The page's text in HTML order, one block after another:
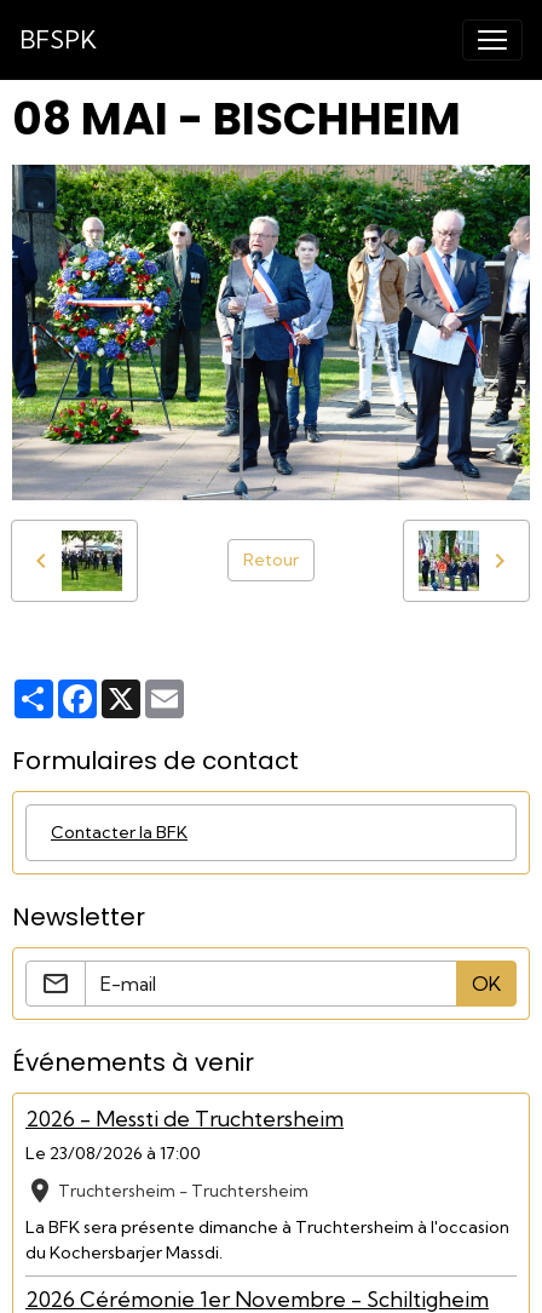
BFSPK
08 MAI - BISCHHEIM
Retour
PartagerFacebook
X
Formulaires de contact
Contacter la BFK
Newsletter
OK
Événements à venir
2026 - Messti de Truchtersheim
Le 23/08/2026 à 17:00
Truchtersheim - Truchtersheim
La BFK sera présente dimanche à Truchtersheim à l'occasion
du Kochersbarjer Massdi.
2026 Cérémonie 1er Novembre - Schiltigheim